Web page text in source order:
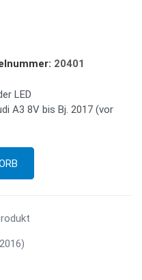
20401
LED
A3 8V bis Bj. 2017 (vor